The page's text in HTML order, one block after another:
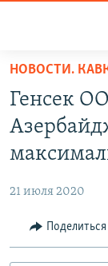
доступа
Вернуться
основному
Вернутся
ПОДКАСТЫ
АВТОРСКИЕ
МНЕНИЯ
КУЛЬТУРА
НОВОСТИ.
Генсек
21 июля 2020
Поделиться